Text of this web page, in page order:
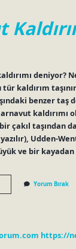
deniyor?
kaldırım
benzer taş
arnavut
çakıl taşından
Udden-
ve bir
Yorum Bırak
https://